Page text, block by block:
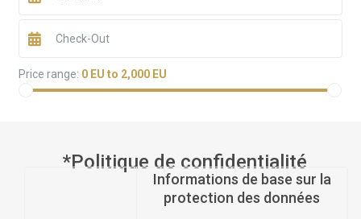
Price range: 0 EU to 2,000 EU
*Politique de confidentialité
Informations de base sur la
protection des données